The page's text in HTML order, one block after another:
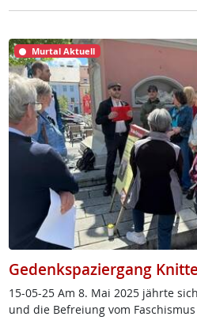
Murtal Aktuell
Gedenkspaziergang
15-05-25 Am 8. Mai 2025 jähr­te
und die Be­f­rei­ung vom